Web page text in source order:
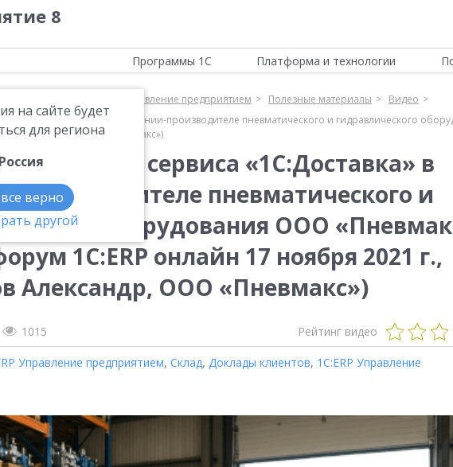
8
на сайте будет
для региона
Россия
верно
другой
Программы 1С Платформа и технологии
1С:ERP Управление предприятием Полезные материалы
Видео
«1С:Доставка» в компании-производителе пневматического и гидравлического
Александр, ООО «Пневмакс»)
сервиса «1С:Доставка» в
производителе пневматического и
оборудования ООО
1С:ERP онлайн 17 ноября 2021 г.,
Александр, ООО «Пневмакс»)
1015 Рейтинг видео
Управление предприятием, Склад, Доклады клиентов, 1С:ERP Управление